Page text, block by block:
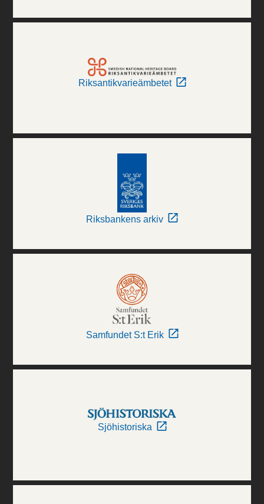
Riksantikvarieämbetet
Riksbankens arkiv
Samfundet S:t Erik
Sjöhistoriska